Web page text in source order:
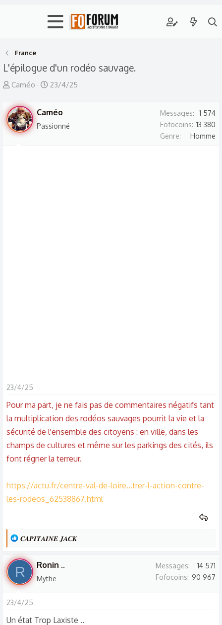
France
L'épilogue d'un rodéo sauvage.
A
t
e
u
Caméo
D
t
e
23/4/25
Caméo
Passionné
Messages
1 574
Fofocoins 13 380
Genre
Homme
23/4/25
Pour ma part, je ne fais pas de commentaires négatifs tant
la multiplication des rodéos sauvages pourrit la vie et la
sécurité de l'ensemble des citoyens : en ville, dans les
champs de cultures et même sur les parkings des cités, ils
font régner la terreur.
https://actu.fr/centre-val-de-loire...trer-l-action-contre-
les-rodeos_62538867.html
L
s
r
é
c
t
𝑪𝑨𝑷𝑰𝑻𝑨𝑰𝑵𝑬 𝑱𝑨𝑪𝑲
R Ronin ..
Mythe
Messages
14 571
Fofocoins 90 967
23/4/25
Un état Trop Laxiste ..